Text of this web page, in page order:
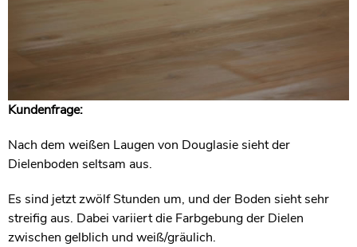
Kundenfrage:
Nach dem weißen Laugen von Douglasie sieht der
Dielenboden seltsam aus.
Es sind jetzt zwölf Stunden um, und der Boden sieht sehr
streifig aus. Dabei variiert die Farbgebung der Dielen
zwischen gelblich und weiß/gräulich.